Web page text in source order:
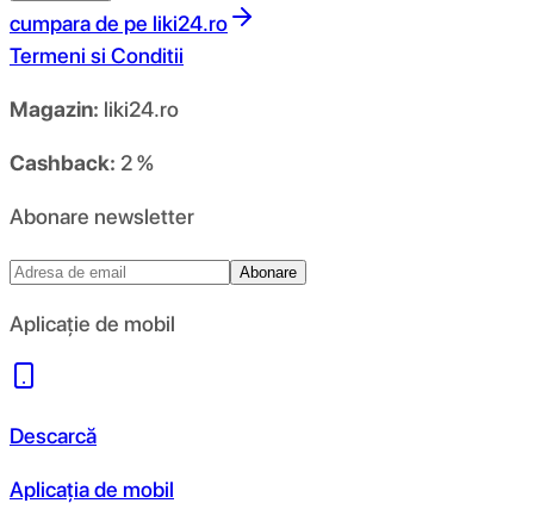
cumpara de pe liki24.ro
Termeni si Conditii
Magazin: liki24.ro
Cashback: 2 %
Abonare newsletter
Abonare
Aplicație de mobil
Descarcă
Aplicația de mobil